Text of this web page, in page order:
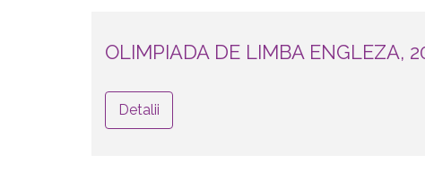
OLIMPIADA DE LIMBA ENGLEZA,
Detalii